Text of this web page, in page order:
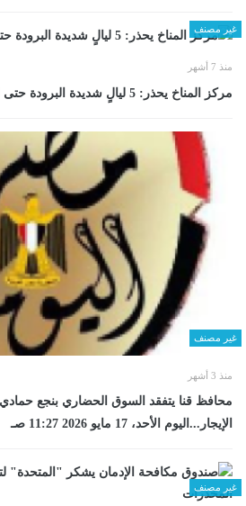
غير مصنف
منذ 7 أشهر
مركز المناخ يحذر: 5 ليالٍ شديدة البرودة حتى الأربعاء المقبل
غير مصنف
منذ 3 أشهر
محافظ قنا يتفقد السوق الحضاري بنجع حمادي
الإيجار...اليوم الأحد، 17 مايو 2026 11:27 صـ
غير مصنف